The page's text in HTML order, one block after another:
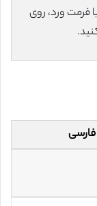
فرمت ورد، روی